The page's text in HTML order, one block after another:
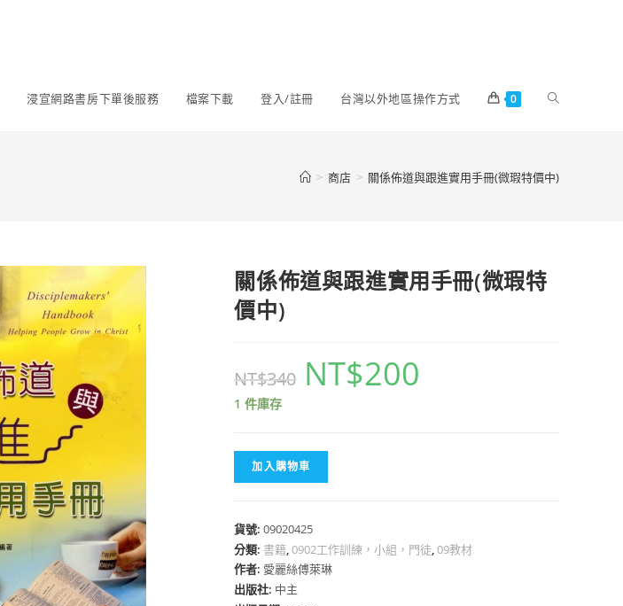
浸宣網路書房下單後服務 檔案下載 登入/註冊 台灣以外地區操作方式 0
> 商店 > 關係佈道與跟進實用手冊(微瑕特價中)
關係佈道與跟進實用手冊(微瑕特
價中)
NT$340 NT$200
1 件庫存
加入購物車
貨號:09020425
分類: 書籍,0902工作訓練，小組，門徒,09教材
作者: 愛麗絲傅萊琳
出版社: 中主
聖經的脈絡與核心
NT$700